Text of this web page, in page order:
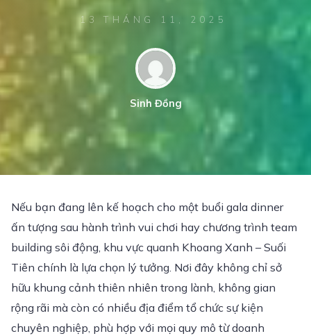
13 THÁNG 11, 2025
Sinh Đồng
Nếu bạn đang lên kế hoạch cho một buổi gala dinner
ấn tượng sau hành trình vui chơi hay chương trình team
building sôi động, khu vực quanh Khoang Xanh – Suối
Tiên chính là lựa chọn lý tưởng. Nơi đây không chỉ sở
hữu khung cảnh thiên nhiên trong lành, không gian
rộng rãi mà còn có nhiều địa điểm tổ chức sự kiện
chuyên nghiệp, phù hợp với mọi quy mô từ doanh